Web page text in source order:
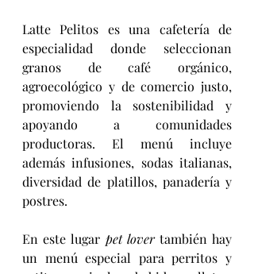
Latte Pelitos es una cafetería de
especialidad donde seleccionan
granos de café orgánico,
agroecológico y de comercio justo,
promoviendo la sostenibilidad y
apoyando a comunidades
productoras. El menú incluye
además infusiones, sodas italianas,
diversidad de platillos, panadería y
postres.
En este lugar pet lover también hay
un menú especial para perritos y